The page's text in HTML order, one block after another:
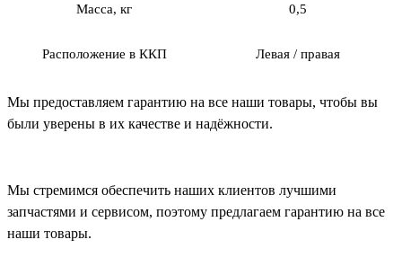
Масса, кг 0,5
Расположение в ККП Левая / правая
Мы предоставляем гарантию на все наши товары, чтобы вы
были уверены в их качестве и надёжности.
Мы стремимся обеспечить наших клиентов лучшими
запчастями и сервисом, поэтому предлагаем гарантию на все
наши товары.